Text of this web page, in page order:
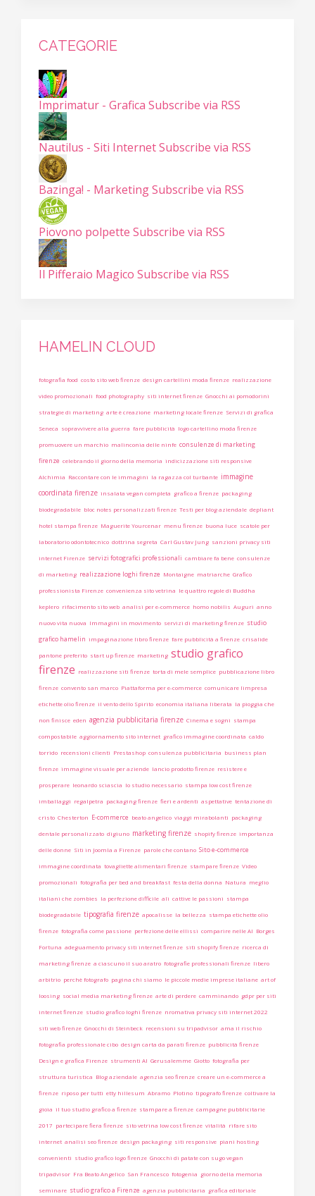
CATEGORIE
Imprimatur - Grafica Subscribe via RSS
Nautilus - Siti InternetSubscribe via RSS
Bazinga! - MarketingSubscribe via RSS
Piovono polpette Subscribe via RSS
Il Pifferaio Magico Subscribe via RSS
HAMELIN CLOUD
fotografia food costo sito web firenze design cartellini moda firenze realizzazione
video promozionali food photography siti internet firenze Gnocchi ai pomodorini
strategie di marketing arte è creazione marketing locale firenze Servizi di grafica
Seneca sopravvivere alla guerra fare pubblicità logo cartellino moda firenze
promuovere un marchio malinconia delle ninfe consulenze di marketing
firenze celebrando il giorno della memoria indicizzazione siti responsive
Alchimia Raccontare con le immagini la ragazza col turbante immagine
coordinata firenze insalata vegan completa grafico a firenze packaging
biodegradabile bloc notes personalizzati firenze Testi per blog aziendale depliant
hotel stampa firenze Maguerite Yourcenar menu firenze buona luce scatole per
laboratorio odontotecnico dottrina segreta Carl Gustav Jung sanzioni privacy siti
internet Firenze servizi fotografici professionali cambiare fa bene consulenze
di marketing realizzazione loghi firenze Montaigne matriarche Grafico
professionista Firenze convenienza sito vetrina le quattro regole di Buddha
keplero rifacimento sito web analisi per e-commerce homo nobilis Auguri anno
nuovo vita nuova Immagini in movimento servizi di marketing firenze studio
grafico hamelin impaginazione libro firenze fare pubblicità a firenze crisalide
pantone preferito start up firenze marketing studio grafico
firenze realizzazione siti firenze torta di mele semplice pubblicazione libro
firenze convento san marco Piattaforma per e-commerce comunicare limpresa
etichette olio firenze il vento dello Spirito economia italiana liberata la pioggia che
non finisce eden agenzia pubblicitaria firenze Cinema e sogni stampa
compostabile aggiornamento sito internet grafico immagine coordinata caldo
torrido recensioni clienti Prestashop consulenza pubblicitaria business plan
firenze immagine visuale per aziende lancio prodotto firenze resistere e
prosperare leonardo sciascia lo studio necessario stampa low cost firenze
imballaggi regalpetra packaging firenze fieri e ardenti aspettative tentazione di
cristo Chesterton E-commerce beato angelico viaggi mirabolanti packaging
dentale personalizzato digiuno marketing firenze shopify firenze importanza
delle donne Siti in Joomla a Firenze parole che contano Sito e-commerce
immagine coordinata tovagliette alimentari firenze stampare firenze Video
promozionali fotografia per bed and breakfast festa della donna Natura meglio
italiani che zombies la perfezione difficile ali cattive le passioni stampa
biodegradabile tipografia firenze apocalisse la bellezza stampa etichette olio
firenze fotografia come passione perfezione delle ellissi comparire nelle AI Borges
Fortuna adeguamento privacy siti internet firenze siti shopify firenze ricerca di
marketing firenze a ciascuno il suo aratro fotografie professionali firenze libero
arbitrio perchè fotografo pagina chi siamo le piccole medie imprese italiane art of
loosing social media marketing firenze arte di perdere camminando gdpr per siti
internet firenze studio grafico loghi firenze nromativa privacy siti internet 2022
siti web firenze Gnocchi di Steinbeck recensioni su tripadvisor ama il rischio
fotografia professionale cibo design carta da parati firenze pubblicità firenze
Design e grafica Firenze strumenti AI Gerusalemme Giotto fotografia per
struttura turistica Blog aziendale agenzia seo firenze creare un e-commerce a
firenze riposo per tutti etty hillesum Abramo Plotino tipografo firenze coltivare la
gioia il tuo studio grafico a firenze stampare a firenze campagne pubblicitarie
2017 partecipare fiera firenze sito vetrina low cost firenze vitalità rifare sito
internet analisi seo firenze design packaging siti responsive piani hosting
convenienti studio grafico logo firenze Gnocchi di patate con sugo vegan
tripadvisor Fra Beato Angelico San Francesco fotogenia giorno della memoria
seminare studio grafico a Firenze agenzia pubblicitaria grafica editoriale